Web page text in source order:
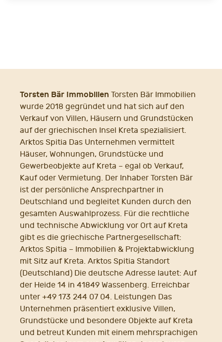
Torsten Bär Immobilien Torsten Bär Immobilien
wurde 2018 gegründet und hat sich auf den
Verkauf von Villen, Häusern und Grundstücken
auf der griechischen Insel Kreta spezialisiert.
Arktos Spitia Das Unternehmen vermittelt
Häuser, Wohnungen, Grundstücke und
Gewerbeobjekte auf Kreta – egal ob Verkauf,
Kauf oder Vermietung. Der Inhaber Torsten Bär
ist der persönliche Ansprechpartner in
Deutschland und begleitet Kunden durch den
gesamten Auswahlprozess. Für die rechtliche
und technische Abwicklung vor Ort auf Kreta
gibt es die griechische Partnergesellschaft:
Arktos Spitia – Immobilien & Projektabwicklung
mit Sitz auf Kreta. Arktos Spitia Standort
(Deutschland) Die deutsche Adresse lautet: Auf
der Heide 14 in 41849 Wassenberg. Erreichbar
unter +49 173 244 07 04. Leistungen Das
Unternehmen präsentiert exklusive Villen,
Grundstücke und besondere Objekte auf Kreta
und betreut Kunden mit einem mehrsprachigen